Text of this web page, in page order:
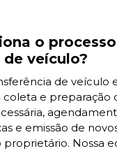
o
veículo?
de veículo
coleta e preparação
e emissão de
Nossa